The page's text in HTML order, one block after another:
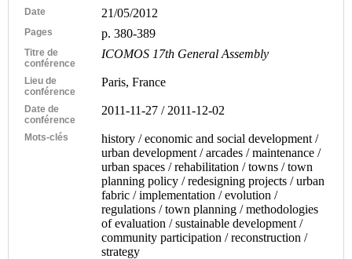
Date 21/05/2012
Pages p. 380-389
Titre de
conférence
ICOMOS 17th General Assembly
Lieu de
conférence
Paris, France
Date de
conférence
2011-11-27 / 2011-12-02
Mots-clés
history / economic and social development /
urban development / arcades / maintenance /
urban spaces / rehabilitation / towns / town
planning policy / redesigning projects / urban
fabric / implementation / evolution /
regulations / town planning / methodologies
of evaluation / sustainable development /
community participation / reconstruction /
strategy